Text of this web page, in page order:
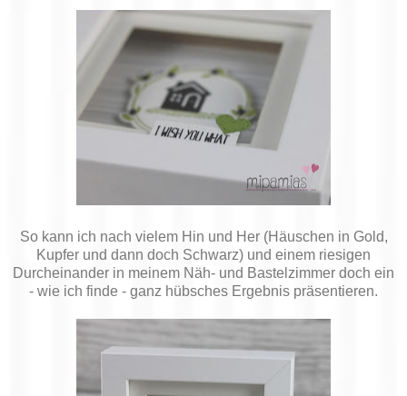
So kann ich nach vielem Hin und Her (Häuschen in Gold,
Kupfer und dann doch Schwarz) und einem riesigen
Durcheinander in meinem Näh- und Bastelzimmer doch ein
- wie ich finde - ganz hübsches Ergebnis präsentieren.